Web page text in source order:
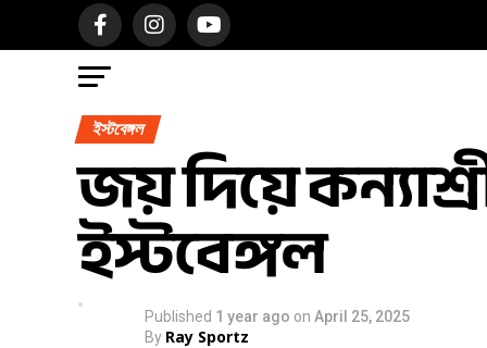
ইস্টবেঙ্গল
জয় দিয়ে
ইস্টবেঙ্গল
Published 1 year ago on April 25, 2025
By Ray Sportz